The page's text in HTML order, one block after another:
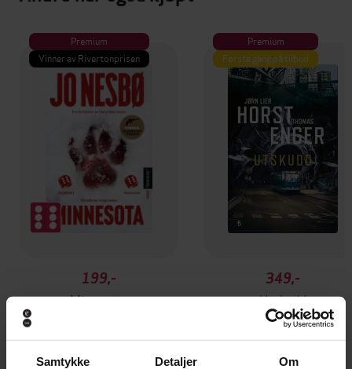
Samtykke Detaljer Om
Premium
Vinner av Rivertonprisen
199,-
Minnesota
Premium
Første gang på tilbud
349,-
Utskudd
Jørn Lier Horst